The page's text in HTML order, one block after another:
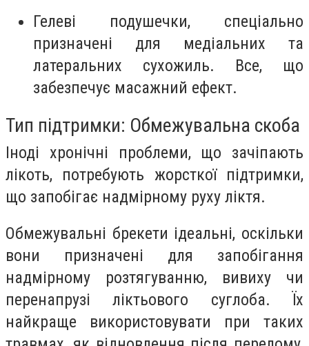
Гелеві подушечки, спеціально
призначені для медіальних та
латеральних сухожиль. Все, що
забезпечує масажний ефект.
Тип підтримки: Обмежувальна скоба
Іноді хронічні проблеми, що зачіпають
лікоть, потребують жорсткої підтримки,
що запобігає надмірному руху ліктя.
Обмежувальні брекети ідеальні, оскільки
вони призначені для запобігання
надмірному розтягуванню, вивиху чи
перенапрузі ліктьового суглоба. Їх
найкраще використовувати при таких